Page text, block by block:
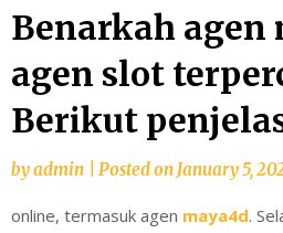
Benarkah agen
agen slot
Berikut
byadmin Posted onJanuary 5,
online, termasuk agen maya4d.